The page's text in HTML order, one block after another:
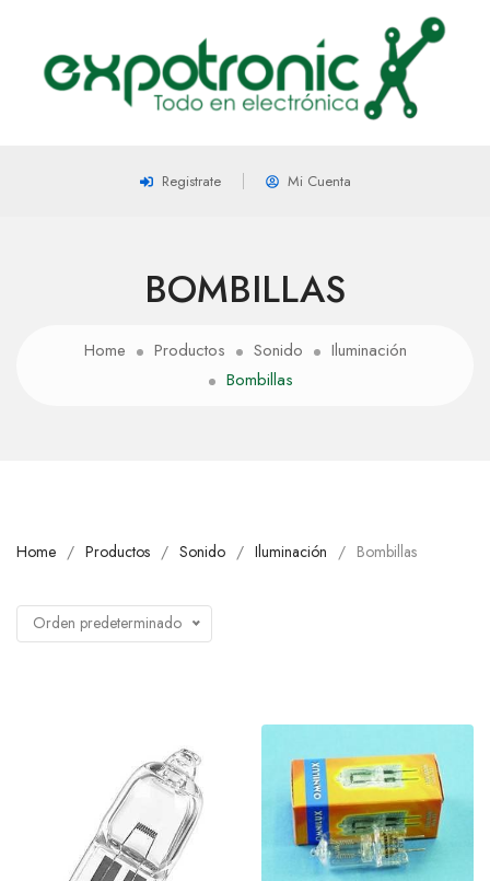
Registrate Mi Cuenta
BOMBILLAS
Home Productos Sonido
Iluminación
Bombillas
Home Productos Sonido Iluminación Bombillas
Orden predeterminado